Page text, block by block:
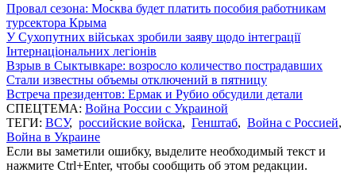
Провал сезона: Москва будет платить пособия работникам
турсектора Крыма
У Сухопутних військах зробили заяву щодо інтеграції
Інтернаціональних легіонів
Взрыв в Сыктывкаре: возросло количество пострадавших
Стали известны объемы отключений в пятницу
Встреча президентов: Ермак и Рубио обсудили детали
СПЕЦТЕМА: Война России с Украиной
ТЕГИ: ВСУ, российские войска, Генштаб, Война с Россией,
Война в Украине
Если вы заметили ошибку, выделите необходимый текст и
нажмите Ctrl+Enter, чтобы сообщить об этом редакции.